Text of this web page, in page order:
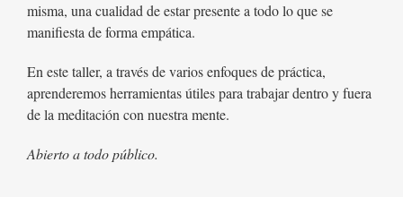
misma, una cualidad de estar presente a todo lo que se
manifiesta de forma empática.
En este taller, a través de varios enfoques de práctica,
aprenderemos herramientas útiles para trabajar dentro y fuera
de la meditación con nuestra mente.
Abierto a todo público.